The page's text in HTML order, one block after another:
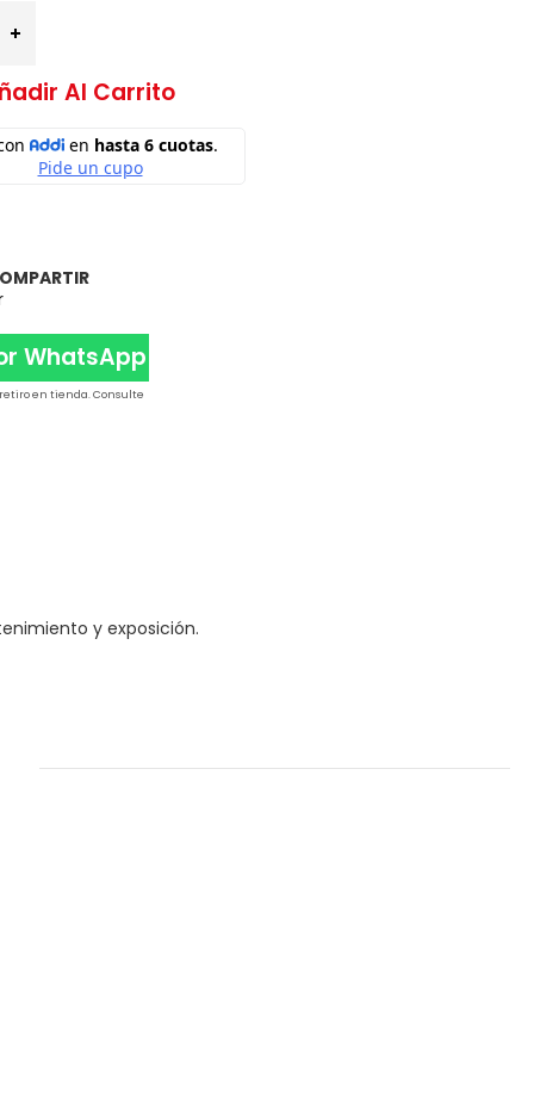
Al Carrito
WhatsApp
en tienda. Consulte
y exposición.